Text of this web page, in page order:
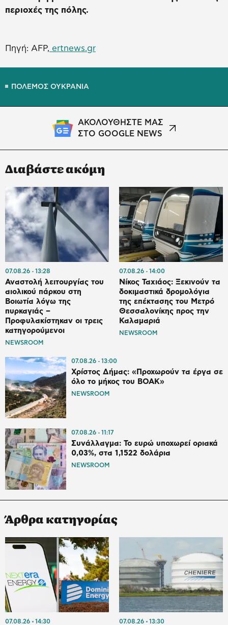
περιοχές της πόλης.
Πηγή: AFP, ertnews.gr
ΠΟΛΕΜΟΣ ΟΥΚΡΑΝΙΑ
ΑΚΟΛΟΥΘΗΣΤΕ ΜΑΣ
ΣΤΟ GOOGLE NEWS
Διαβάστε ακόμη
07.08.26 13:28
Αναστολή λειτουργίας του
αιολικού πάρκου στη
Βοιωτία λόγω της
πυρκαγιάς –
Προφυλακίστηκαν οι τρεις
κατηγορούμενοι
NEWSROOM
07.08.26 14:00
Νίκος Ταχιάος: Ξεκινούν τα
δοκιμαστικά δρομολόγια
της επέκτασης του Μετρό
Θεσσαλονίκης προς την
Καλαμαριά
NEWSROOM
07.08.26 13:00
Χρίστος Δήμας: «Προχωρούν τα έργα σε
όλο το μήκος του ΒΟΑΚ»
NEWSROOM
07.08.26 11:17
Συνάλλαγμα: Το ευρώ υποχωρεί οριακά
0,03%, στα 1,1522 δολάρια
NEWSROOM
Άρθρα κατηγορίας
07.08.26 14:30 07.08.26 13:30